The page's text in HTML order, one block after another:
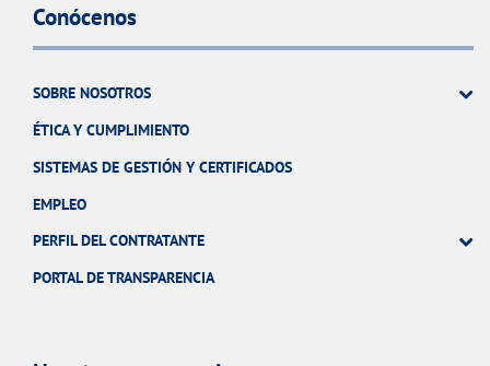
Conócenos
SOBRE NOSOTROS
ÉTICA Y CUMPLIMIENTO
SISTEMAS DE GESTIÓN Y CERTIFICADOS
EMPLEO
PERFIL DEL CONTRATANTE
PORTAL DE TRANSPARENCIA